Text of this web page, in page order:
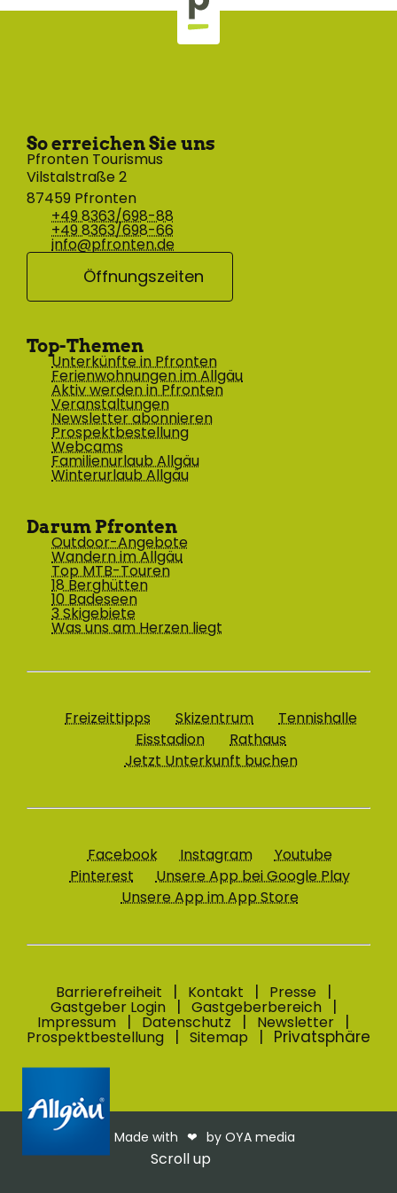
So erreichen Sie uns
Pfronten Tourismus
Vilstalstraße 2
87459 Pfronten
+49 8363/698-88
+49 8363/698-66
info@pfronten.de
Öffnungszeiten
Top-Themen
Unterkünfte in Pfronten
Ferienwohnungen im Allgäu
Aktiv werden in Pfronten
Veranstaltungen
Newsletter abonnieren
Prospektbestellung
Webcams
Familienurlaub Allgäu
Winterurlaub Allgäu
Darum Pfronten
Outdoor-Angebote
Wandern im Allgäu
Top MTB-Touren
18 Berghütten
10 Badeseen
3 Skigebiete
Was uns am Herzen liegt
Freizeittipps Skizentrum
Tennishalle
Eisstadion
Rathaus
Jetzt Unterkunft buchen
Facebook Instagram
Youtube
Pinterest
Unsere App bei Google Play
Unsere App im App Store
Barrierefreiheit Kontakt Presse
Gastgeber Login Gastgeberbereich
Impressum Datenschutz Newsletter
Prospektbestellung Sitemap Privatsphäre
Made with ❤︎ by OYA media
Scroll up